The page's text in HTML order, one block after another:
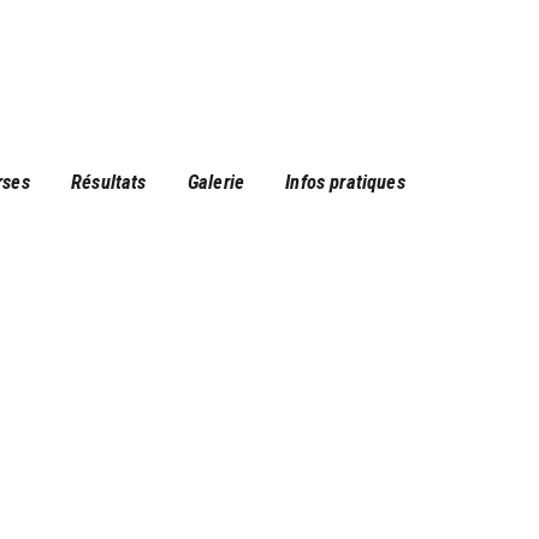
Résultats Galerie Infos pratiques